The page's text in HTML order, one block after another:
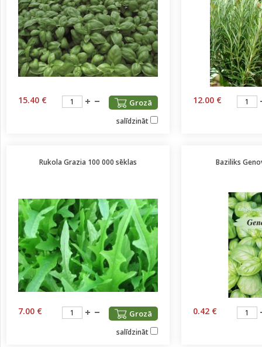
15.40 € Grozā
salīdzināt
12.00 €
Rukola Grazia 100 000 sēklas
7.00 € Grozā
salīdzināt
Baziliks
0.42 €